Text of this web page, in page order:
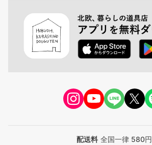
配送料 全国一律 580円